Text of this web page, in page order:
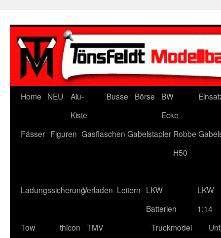
Home NEU
Alu-
Kiste
Busse Börse
BW
Ecke
Fässer Figuren Gasflaschen Gabelstapler Robbe
H50
LadungssicherungVerladen Leitern LKW
Batterien
LKW
1:14
Tow
thicon
TMV
Truckmodel